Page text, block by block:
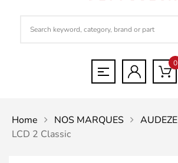
0
Home NOS MARQUES AUDEZE
LCD 2 Classic